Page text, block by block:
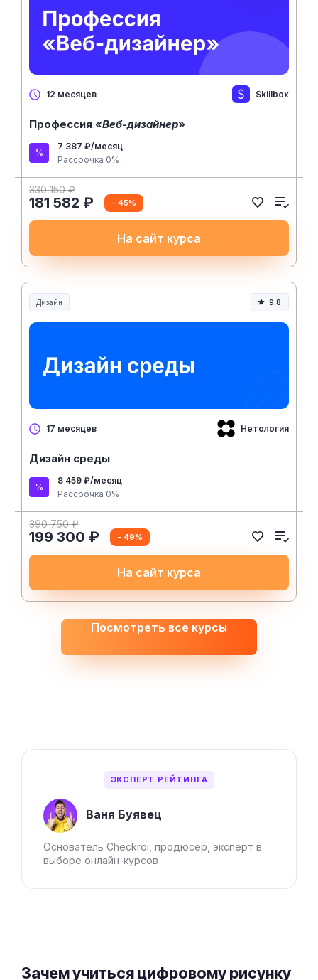
ЭКСПЕРТ РЕЙТИНГА
Ваня Буявец
Основатель Checkroi, продюсер, эксперт в
выборе онлайн-курсов
12 месяцев Skillbox
Профессия «Веб-дизайнер»
7 387 ₽/месяц
Рассрочка 0%
330 150 ₽
181 582 ₽ - 45%
На сайт курса
Дизайн 9.8
17 месяцев Нетология
Дизайн среды
8 459 ₽/месяц
Рассрочка 0%
390 750 ₽
199 300 ₽ - 49%
На сайт курса
Посмотреть все курсы
Зачем учиться цифровому рисунку